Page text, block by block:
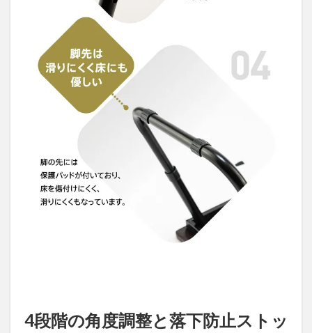
4段階の角度調整と落下防止ストッ